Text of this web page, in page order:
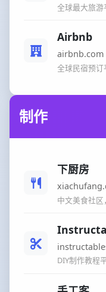
全球最大旅
Airbnb
airbnb.com
全球民宿预
制作
下厨房
中文美食社
DIY制作教程